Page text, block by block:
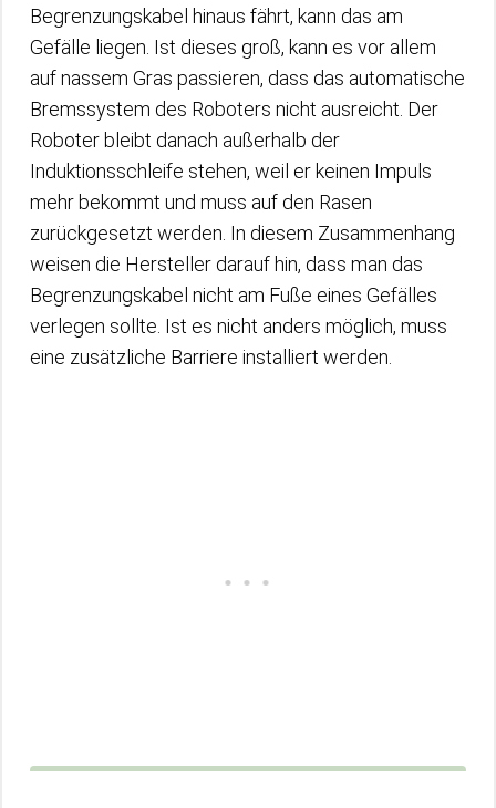
Begrenzungskabel hinaus fährt, kann das am
Gefälle liegen. Ist dieses groß, kann es vor allem
auf nassem Gras passieren, dass das automatische
Bremssystem des Roboters nicht ausreicht. Der
Roboter bleibt danach außerhalb der
Induktionsschleife stehen, weil er keinen Impuls
mehr bekommt und muss auf den Rasen
zurückgesetzt werden. In diesem Zusammenhang
weisen die Hersteller darauf hin, dass man das
Begrenzungskabel nicht am Fuße eines Gefälles
verlegen sollte. Ist es nicht anders möglich, muss
eine zusätzliche Barriere installiert werden.